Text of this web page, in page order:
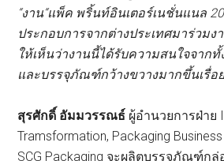
“งาน“แพ็ค พริ้นท์อินเตอร์เนชั่นแนล
ประกอบการจากต่างประเทศมาร่วม
ให้เห็นว่างานนี้ได้รับความสนใจจาก
และบรรจุภัณฑ์กว้างขวางมากขึ้นเรื่อ
สุรศักดิ์ อัมมวรรณธ์ ผู้อำนวยการฝ่าย
Tramsformation, Packaging
SCG Packaging จะผลิตบรรจุภัณฑ์ก